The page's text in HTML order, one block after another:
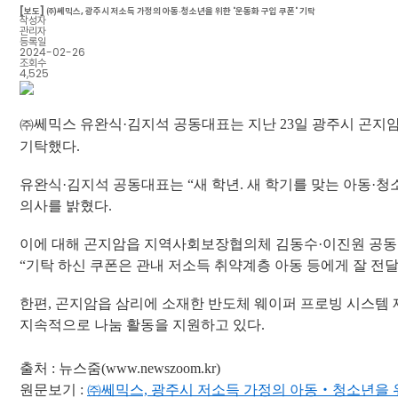
[보도] ㈜쎄믹스, 광주시 저소득 가정의 아동‧청소년을 위한 '운동화 구입 쿠폰' 기탁
작성자
관리자
등록일
2024-02-26
조회수
4,525
㈜쎄믹스 유완식·김지석 공동대표는 지난 23일 광주시 곤
기탁했다.
유완식·김지석 공동대표는 “새 학년. 새 학기를 맞는 아동·
의사를 밝혔다.
이에 대해 곤지암읍 지역사회보장협의체 김동수·이진원 공
“기탁 하신 쿠폰은 관내 저소득 취약계층 아동 등에게 잘 전
한편, 곤지암읍 삼리에 소재한 반도체 웨이퍼 프로빙 시스
지속적으로 나눔 활동을 지원하고 있다.
출처 : 뉴스줌(www.newszoom.kr)
원문보기 : ㈜쎄믹스, 광주시 저소득 가정의 아동‧청소년을